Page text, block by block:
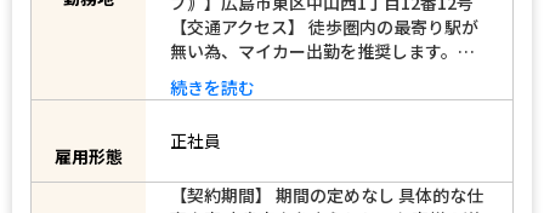
プ｠】広島市東区中山西1丁目12番12号
【交通アクセス】 徒歩圏内の最寄り駅が
続きを読む
雇用形態